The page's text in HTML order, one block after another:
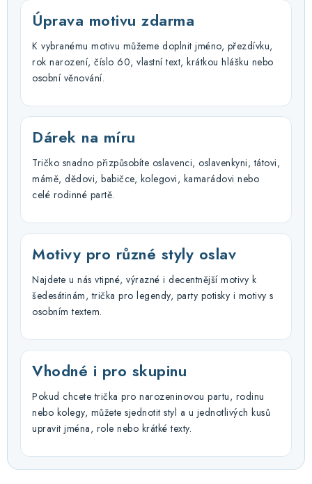
Úprava motivu zdarma
K vybranému motivu můžeme doplnit jméno, přezdívku,
rok narození, číslo 60, vlastní text, krátkou hlášku nebo
osobní věnování.
Dárek na míru
Tričko snadno přizpůsobíte oslavenci, oslavenkyni, tátovi,
mámě, dědovi, babičce, kolegovi, kamarádovi nebo
celé rodinné partě.
Motivy pro různé styly oslav
Najdete u nás vtipné, výrazné i decentnější motivy k
šedesátinám, trička pro legendy, party potisky i motivy s
osobním textem.
Vhodné i pro skupinu
Pokud chcete trička pro narozeninovou partu, rodinu
nebo kolegy, můžete sjednotit styl a u jednotlivých kusů
upravit jména, role nebo krátké texty.